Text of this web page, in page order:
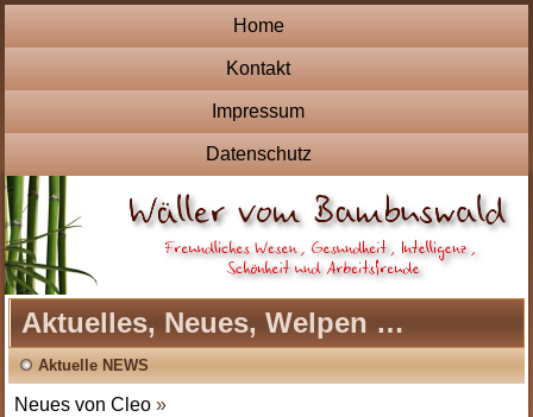
Home
Kontakt
Impressum
Datenschutz
Aktuelles, Neues, Welpen …
Aktuelle NEWS
Neues von Cleo »